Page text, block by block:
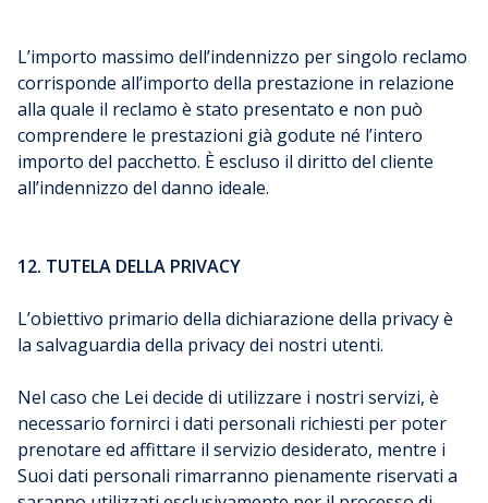
L’importo massimo dell’indennizzo per singolo reclamo
corrisponde all’importo della prestazione in relazione
alla quale il reclamo è stato presentato e non può
comprendere le prestazioni già godute né l’intero
importo del pacchetto. È escluso il diritto del cliente
all’indennizzo del danno ideale.
12. TUTELA DELLA PRIVACY
L’obiettivo primario della dichiarazione della privacy è
la salvaguardia della privacy dei nostri utenti.
Nel caso che Lei decide di utilizzare i nostri servizi, è
necessario fornirci i dati personali richiesti per poter
prenotare ed affittare il servizio desiderato, mentre i
Suoi dati personali rimarranno pienamente riservati a